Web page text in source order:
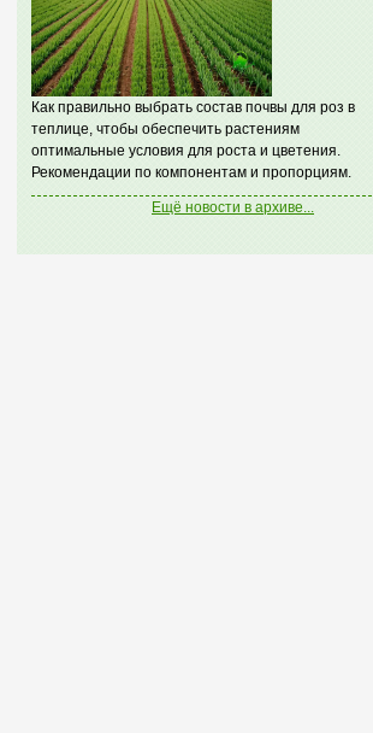
Как правильно выбрать состав почвы для роз в
теплице, чтобы обеспечить растениям
оптимальные условия для роста и цветения.
Рекомендации по компонентам и пропорциям.
Ещё новости в архиве...